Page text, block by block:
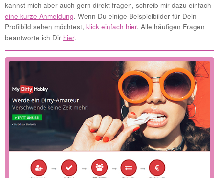
kannst mich aber auch gern direkt fragen, schreib mir dazu einfach
eine kurze Anmeldung. Wenn Du einige Beispielbilder für Dein
Profilbild sehen möchtest, klick einfach hier. Alle häufigen Fragen
beantworte ich Dir hier.